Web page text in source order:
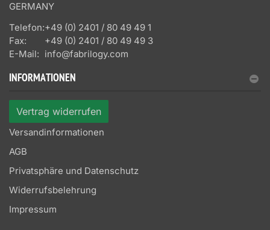
GERMANY
Telefon:+49 (0) 2401 / 80 49 49 1
Fax:
+49 (0) 2401 / 80 49 49 3
E-Mail: info@fabrilogy.com
INFORMATIONEN
Vertrag widerrufen
Versandinformationen
AGB
Privatsphäre und Datenschutz
Widerrufsbelehrung
Impressum